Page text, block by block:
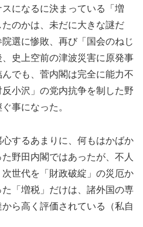
になるに決まっている「増
のかは、未だに大きな謎だ
選に惨敗、再び「国会のねじ
史上空前の津波災害に原発事
でも、菅内閣は完全に能力不
小沢」の党内抗争を制した野
事になった。
するあまりに、何もはかばか
野田内閣ではあったが、不人
世代を「財政破綻」の災厄か
「増税」だけは、諸外国の専
ら高く評価されている（私自